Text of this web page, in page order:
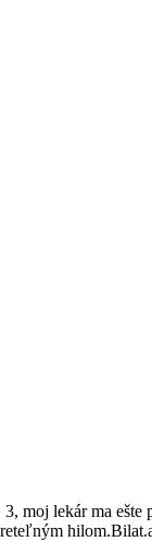
moj lekár ma ešte